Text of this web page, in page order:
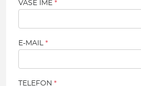
VAŠE IME
E-MAIL
TELEFON